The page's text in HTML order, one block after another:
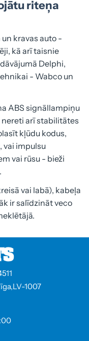
riteņa
kravas auto -
kā arī taisnie
Delphi,
- Wabco un
ABS signāllampiņu
arī stabilitātes
kļūdu kodus,
vai impulsu
vai rūsu - bieži
vai labā), kabeļa
ir salīdzināt veco
1007